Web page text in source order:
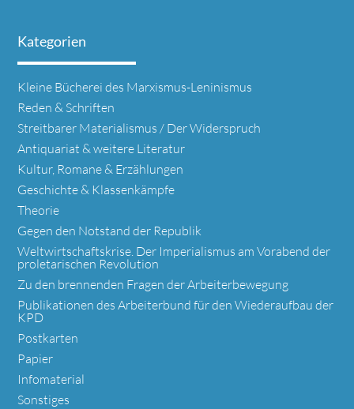
Kategorien
Navigation
überspringen
Kleine Bücherei des Marxismus-Leninismus
Reden & Schriften
Streitbarer Materialismus / Der Widerspruch
Antiquariat & weitere Literatur
Kultur, Romane & Erzählungen
Geschichte & Klassenkämpfe
Theorie
Gegen den Notstand der Republik
Weltwirtschaftskrise. Der Imperialismus am Vorabend der
proletarischen Revolution
Zu den brennenden Fragen der Arbeiterbewegung
Publikationen des Arbeiterbund für den Wiederaufbau der
KPD
Postkarten
Papier
Infomaterial
Sonstiges